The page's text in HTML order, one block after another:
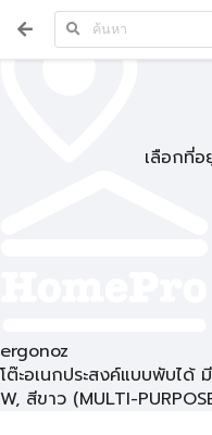
เลือกที่
ergonoz
โต๊ะอเนกประสงค์แบบพับได้
W, สีขาว (MULTI-